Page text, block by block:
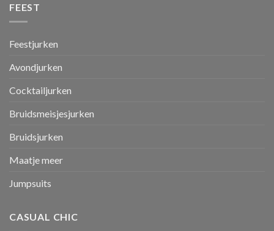
FEEST
Feestjurken
Avondjurken
Cocktailjurken
Bruidsmeisjesjurken
Bruidsjurken
Maatje meer
Jumpsuits
CASUAL CHIC